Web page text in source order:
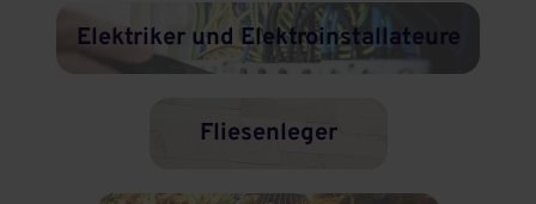
Elektriker und Elektroinstallateure
Fliesenleger